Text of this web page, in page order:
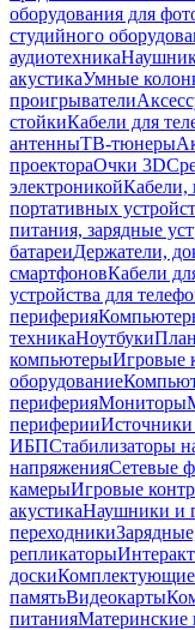
оборудования для
студийного
аудиотехника
акустикаУмные
проигрыватели
стойкиКабели для
антенныТВ-тюнеры
проектораОчки 3D
электроникойКабели,
портативных
питания, зарядные
батареиДержатели,
смартфоновКабели
устройства для
периферия
техникаНоутбуки
компьютерыИгровые
оборудование
периферияМониторы
периферииИсточники
ИБПСтабилизаторы
напряженияСетевые
камерыИгровые
акустикаНаушники и
переходники
репликаторы
доскиКомплектующие
памятьВидеокарты
питанияМатеринские